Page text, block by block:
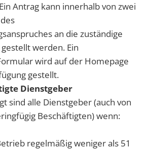
Antrag kann innerhalb von zwei
an die zuständige
werden. Ein
wird auf der Homepage
gestellt.
Dienstgeber
sind alle Dienstgeber (auch von
Beschäftigten) wenn:
regelmäßig weniger als 51